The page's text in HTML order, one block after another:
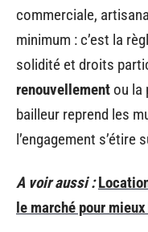
commerciale,
minimum : c’est la
solidité et droits
renouvellement ou la
bailleur reprend les
l’engagement s’étire
A voir aussi :
le marché pour